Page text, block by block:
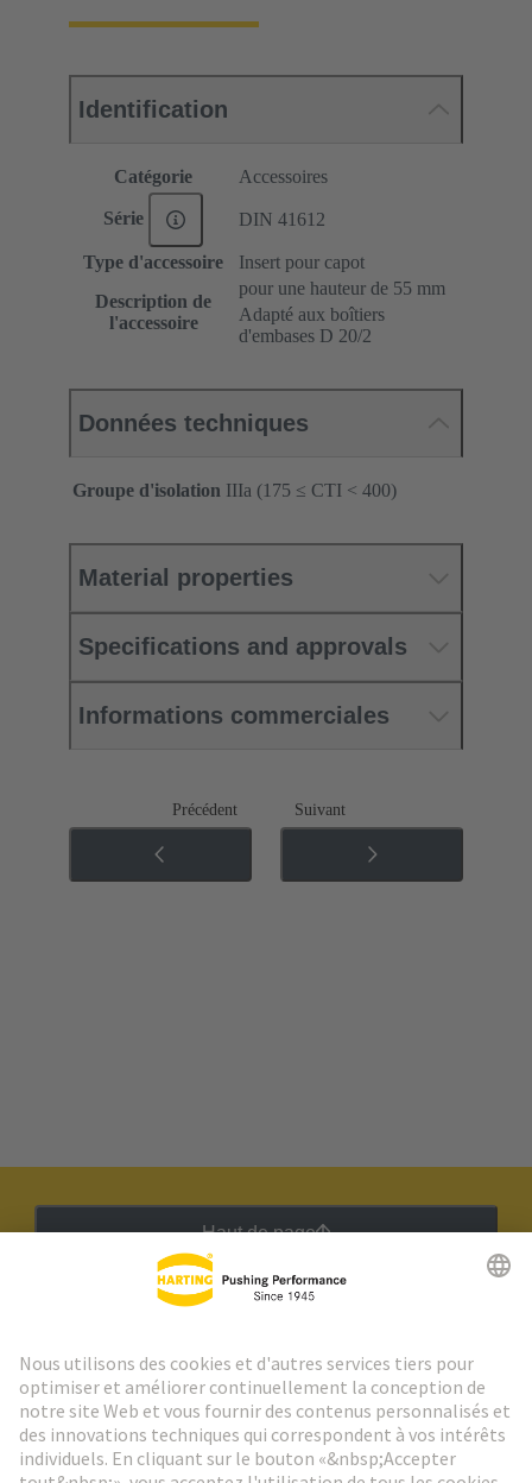
Identification
Catégorie Accessoires
Série DIN 41612
Type d'accessoire
Insert pour capot
Description de
l'accessoire
pour une hauteur de 55 mm
Adapté aux boîtiers
d'embases D 20/2
Données techniques
Groupe d'isolation IIIa (175 ≤ CTI < 400)
Material properties
Specifications and approvals
Informations commerciales
Précédent Suivant
Haut de page
Aller à l'inscription